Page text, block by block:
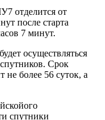
отделится от
после старта
7 минут.
осуществляться
Срок
более 56 суток, а
спутники